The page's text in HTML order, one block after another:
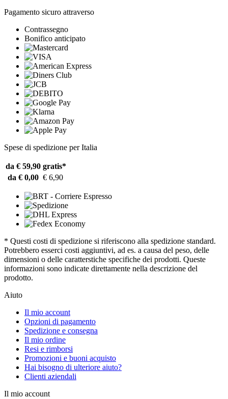
Pagamento sicuro attraverso
Contrassegno
Bonifico anticipato
Spese di spedizione per Italia
da € 59,90 gratis*
da € 0,00 € 6,90
* Questi costi di spedizione si riferiscono alla spedizione standard.
Potrebbero esserci costi aggiuntivi, ad es. a causa del peso, delle
dimensioni o delle caratterstiche specifiche dei prodotti. Queste
informazioni sono indicate direttamente nella descrizione del
prodotto.
Aiuto
Il mio account
Opzioni di pagamento
Spedizione e consegna
Il mio ordine
Resi e rimborsi
Promozioni e buoni acquisto
Hai bisogno di ulteriore aiuto?
Clienti aziendali
Il mio account